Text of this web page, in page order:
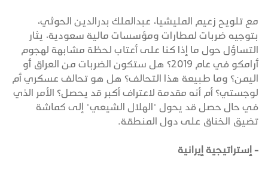
مع تلويح زعيم المليشيا، عبدالملك بدرالدين الحوثي،
بتوجيه ضربات لمطارات ومؤسسات مالية سعودية، يثار
التساؤل حول ما إذا كنا على أعتاب لحظة مشابهة لهجوم
أرامكو في عام 2019؟ هل ستكون الضربات من العراق أو
اليمن؟ وما طبيعة هذا التحالف؟ هل هو تحالف عسكري أم
لوجستي؟ أم أنه مقدمة لاعتراف أكبر قد يحصل؟ الأمر الذي
في حال حصل قد يحول "الهلال الشيعي" إلى كماشة
تضيق الخناق على دول المنطقة.
- إستراتيجية إيرانية